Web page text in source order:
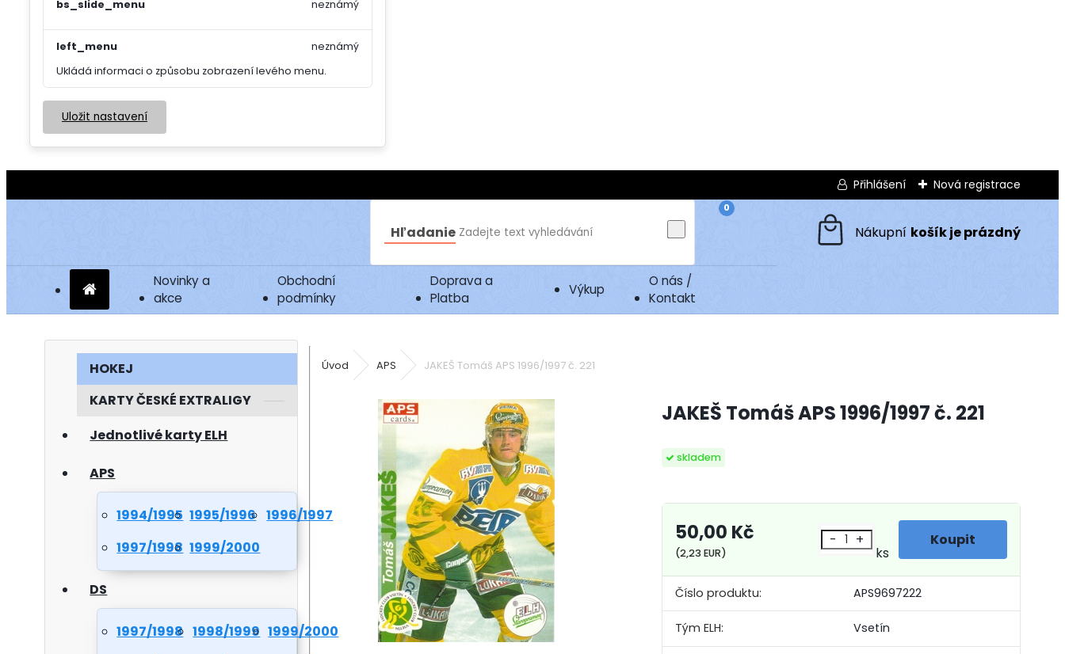
bs_slide_menu neznámý
left_menu
Ukládá informaci o způsobu zobrazení levého menu.
neznámý
Uložit nastavení
Přihlášení Nová registrace
Novinky a
akce
Obchodní
podmínky
Doprava a
Platba
Výkup
O nás /
Kontakt
Hľadanie
0
HOKEJ
KARTY ČESKÉ EXTRALIGY
Jednotlivé karty ELH
APS
1994/1995 1995/1996 1996/1997
1997/1998 1999/2000
DS
1997/1998 1998/1999 1999/2000
Úvod APS JAKEŠ Tomáš APS 1996/1997 č. 221
JAKEŠ Tomáš APS 1996/1997 č. 221
skladem
Číslo produktu: APS9697222
Tým ELH: Vsetín
50,00 Kč
(2,23 EUR)
- +
ks